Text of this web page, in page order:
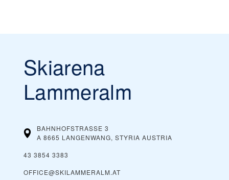
Skiarena
Lammeralm
BAHNHOFSTRASSE 3
A 8665 LANGENWANG, STYRIA AUSTRIA
43 3854 3383
OFFICE@SKILAMMERALM.AT